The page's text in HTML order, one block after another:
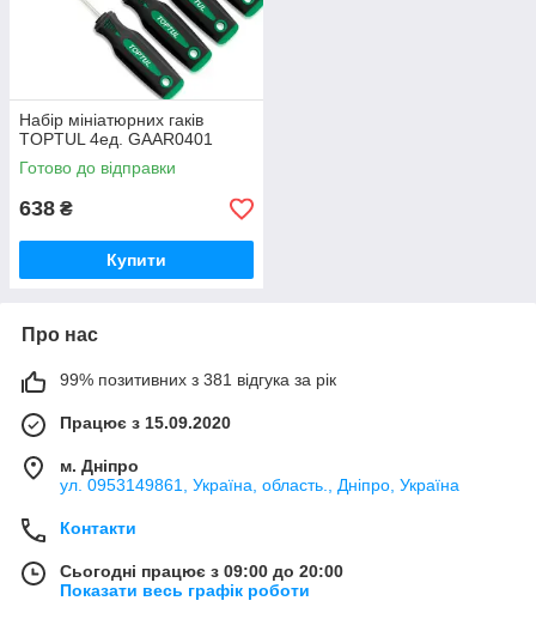
Набір мініатюрних гаків
TOPTUL 4ед. GAAR0401
Готово до відправки
638 ₴
Купити
Про нас
99% позитивних з 381 відгука за рік
Працює з 15.09.2020
м. Дніпро
ул. 0953149861, Україна, область., Дніпро, Україна
Контакти
Сьогодні працює з 09:00 до 20:00
Показати весь графік роботи